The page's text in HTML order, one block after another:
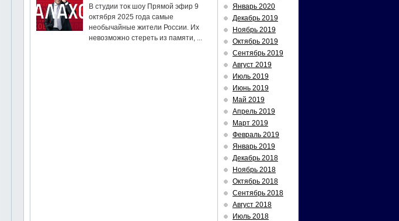
В студии ток шоу Прямой эфир 9
октября 2025 года самые
необычайные жители России. Их
невозможно стереть из памяти, ...
Январь 2020
Декабрь 2019
Ноябрь 2019
Октябрь 2019
Сентябрь 2019
Август 2019
Июль 2019
Июнь 2019
Май 2019
Апрель 2019
Март 2019
Февраль 2019
Январь 2019
Декабрь 2018
Ноябрь 2018
Октябрь 2018
Сентябрь 2018
Август 2018
Июль 2018